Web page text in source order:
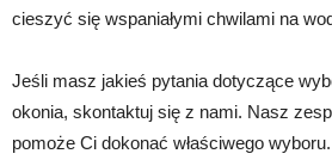
cieszyć się wspaniałymi chwilami na
Jeśli masz jakieś pytania dotyczące
okonia, skontaktuj się z nami. Nasz
pomoże Ci dokonać właściwego wyboru.